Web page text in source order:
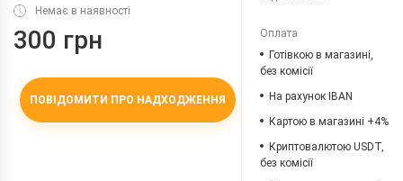
Немає в наявності
300 грн
ПОВІДОМИТИ ПРО НАДХОДЖЕННЯ
Оплата
Готівкою в магазині,
без комісії
На рахунок IBAN
Картою в магазині +4%
Криптовалютою USDT,
без комісії